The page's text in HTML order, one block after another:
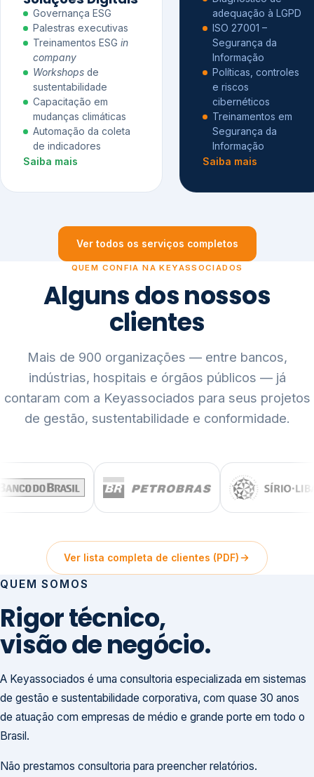
Governança ESG
Palestras executivas
Treinamentos ESG in
company
Workshops de
sustentabilidade
Capacitação em
mudanças climáticas
Automação da coleta
de indicadores
Saiba mais
adequação à LGPD
ISO 27001 –
Segurança da
Informação
Políticas, controles
e riscos
cibernéticos
Treinamentos em
Segurança da
Informação
Saiba mais
Ver todos os serviços completos
QUEM CONFIA NA KEYASSOCIADOS
Alguns dos nossos
clientes
Mais de 900 organizações — entre bancos,
indústrias, hospitais e órgãos públicos — já
contaram com a Keyassociados para seus projetos
de gestão, sustentabilidade e conformidade.
Ver lista completa de clientes (PDF)
QUEM SOMOS
Rigor técnico,
visão de negócio.
A Keyassociados é uma consultoria especializada em sistemas
de gestão e sustentabilidade corporativa, com quase 30 anos
de atuação com empresas de médio e grande porte em todo o
Brasil.
Não prestamos consultoria para preencher relatórios.